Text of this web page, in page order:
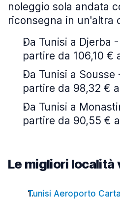
noleggio sola andata
riconsegna in un'altra
Da Tunisi a Djerba
partire da 106,10 €
Da Tunisi a
partire da 98,32 €
Da Tunisi a
partire da 90,55 €
Le migliori località
Tunisi Aeroporto